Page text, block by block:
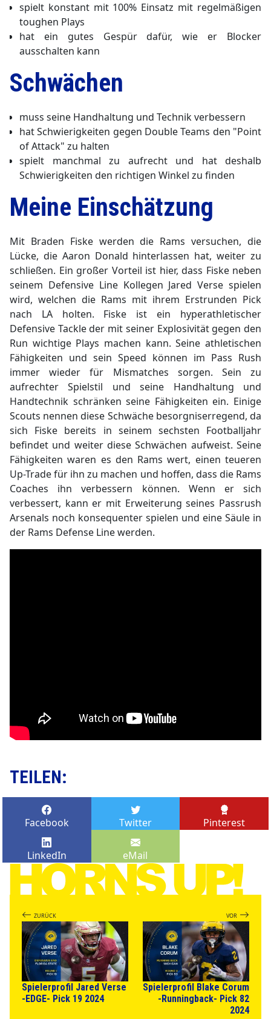
spielt konstant mit 100% Einsatz mit regelmäßigen
toughen Plays
hat ein gutes Gespür dafür, wie er Blocker
ausschalten kann
Schwächen
muss seine Handhaltung und Technik verbessern
hat Schwierigkeiten gegen Double Teams den "Point
of Attack" zu halten
spielt manchmal zu aufrecht und hat deshalb
Schwierigkeiten den richtigen Winkel zu finden
Meine Einschätzung
Mit Braden Fiske werden die Rams versuchen, die
Lücke, die Aaron Donald hinterlassen hat, weiter zu
schließen. Ein großer Vorteil ist hier, dass Fiske neben
seinem Defensive Line Kollegen Jared Verse spielen
wird, welchen die Rams mit ihrem Erstrunden Pick
nach LA holten. Fiske ist ein hyperathletischer
Defensive Tackle der mit seiner Explosivität gegen den
Run wichtige Plays machen kann. Seine athletischen
Fähigkeiten und sein Speed können im Pass Rush
immer wieder für Mismatches sorgen. Sein zu
aufrechter Spielstil und seine Handhaltung und
Handtechnik schränken seine Fähigkeiten ein. Einige
Scouts nennen diese Schwäche besorgniserregend, da
sich Fiske bereits in seinem sechsten Footballjahr
befindet und weiter diese Schwächen aufweist. Seine
Fähigkeiten waren es den Rams wert, einen teueren
Up-Trade für ihn zu machen und hoffen, dass die Rams
Coaches ihn verbessern können. Wenn er sich
verbessert, kann er mit Erweiterung seines Passrush
Arsenals noch konsequenter spielen und eine Säule in
der Rams Defense Line werden.
TEILEN:
Facebook Twitter Pinterest
LinkedIn eMail
ZURÜCK
Spielerprofil Jared Verse
-EDGE- Pick 19 2024
VOR
Spielerprofil Blake Corum
-Runningback- Pick 82
2024